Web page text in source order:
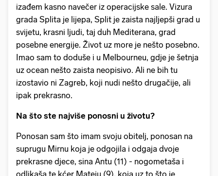
izađem kasno navečer iz operacijske sale. Vizura
grada Splita je lijepa, Split je zaista najljepši grad u
svijetu, krasni ljudi, taj duh Mediterana, grad
posebne energije. Život uz more je nešto posebno.
Imao sam to doduše i u Melbourneu, gdje je šetnja
uz ocean nešto zaista neopisivo. Ali ne bih tu
izostavio ni Zagreb, koji nudi nešto drugačije, ali
ipak prekrasno.
Na što ste najviše ponosni u životu?
Ponosan sam što imam svoju obitelj, ponosan na
suprugu Mirnu koja je odgojila i odgaja dvoje
prekrasne djece, sina Antu (11) - nogometaša i